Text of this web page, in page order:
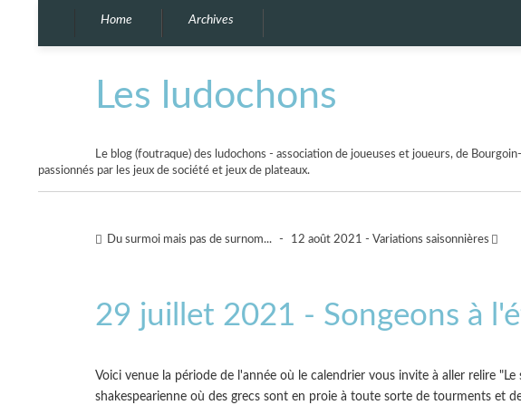
Home Archives
Les ludochons
Le blog (foutraque) des ludochons - association de joueuses et joueurs, de
passionnés par les jeux de société et jeux de plateaux.
Du surmoi mais pas de surnom... - 12 août 2021 - Variations saisonnières
29 juillet 2021 - Songeons à
Voici venue la période de l'année où le calendrier vous invite à aller relire
shakespearienne où des grecs sont en proie à toute sorte de tourments et